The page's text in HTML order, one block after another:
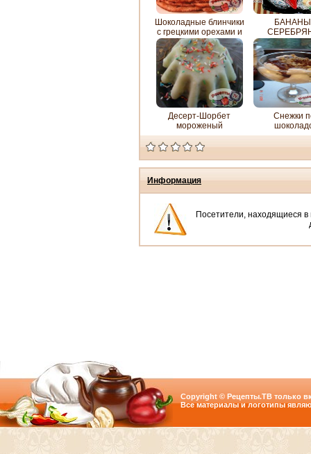
Шоколадные блинчики
с грецкими орехами и
медом
Десерт-Шорбет
мороженый
Снежки
Информация
Посетители, находящиеся в
Copyright © Рецепты.ТВ только
Все материалы и логотипы